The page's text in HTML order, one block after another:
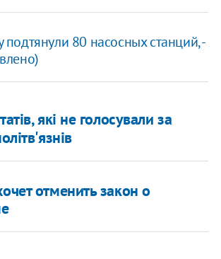
подтянули 80 насосных станций, -
які не голосували за
отменить закон о